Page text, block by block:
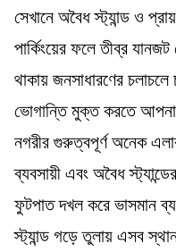
সেখানে অবৈধ স্ট্যান্ড ও
পার্কিংয়ের ফলে তীব্র
থাকায় জনসাধারণের
ভোগান্তি মুক্ত করতে
নগরীর গুরুত্বপূর্ণ অনেক
ব্যবসায়ী এবং অবৈধ
ফুটপাত দখল করে ভাসমান
স্ট্যান্ড গড়ে তুলায় এসব